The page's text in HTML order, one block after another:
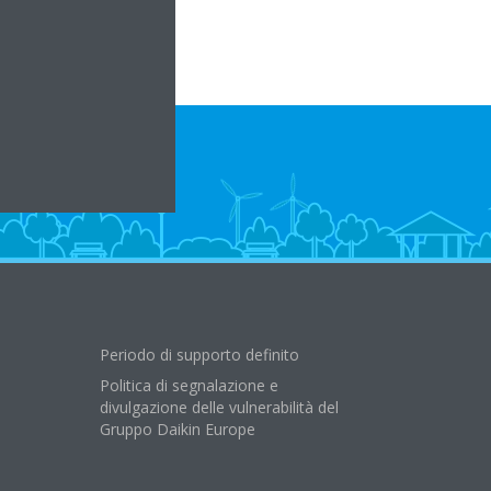
Periodo di supporto definito
Politica di segnalazione e
divulgazione delle vulnerabilità del
Gruppo Daikin Europe